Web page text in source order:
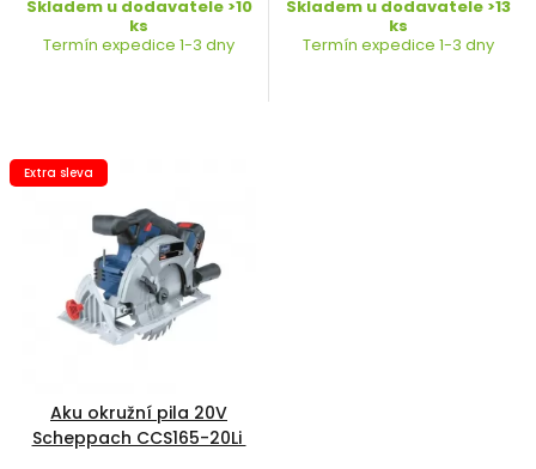
Skladem u dodavatele >10
ks
Termín expedice 1-3 dny
Skladem u dodavatele >13
ks
Termín expedice 1-3 dny
Extra sleva
Aku okružní pila 20V
Scheppach CCS165-20Li